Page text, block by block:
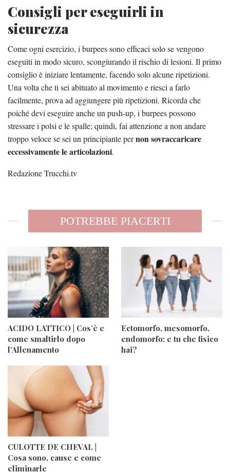
Consigli per eseguirli in
sicurezza
Come ogni esercizio, i burpees sono efficaci solo se vengono
eseguiti in modo sicuro, scongiurando il rischio di lesioni. Il primo
consiglio è iniziare lentamente, facendo solo alcune ripetizioni.
Una volta che ti sei abituato al movimento e riesci a farlo
facilmente, prova ad aggiungere più ripetizioni. Ricorda che
poiché devi eseguire anche un push-up, i burpees possono
stressare i polsi e le spalle; quindi, fai attenzione a non andare
troppo veloce se sei un principiante pernon sovraccaricare
eccessivamente le articolazioni.
Redazione Trucchi.tv
POTREBBE PIACERTI
ACIDO LATTICO | Cos’è e
come smaltirlo dopo
l’Allenamento
Ectomorfo, mesomorfo,
endomorfo: e tu che fisico
hai?
CULOTTE DE CHEVAL |
Cosa sono, cause e come
eliminarle